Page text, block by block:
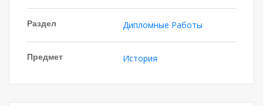
Раздел Дипломные Работы
Предмет История